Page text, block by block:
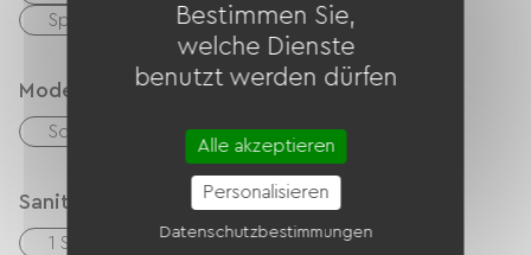
Spülmaschine
Congélateur
Modes de paiement
Schecks Bargeld
Sanitäranlagen
1 Salle d'eau (douche)
Bestimmen Sie,
welche Dienste
benutzt werden dürfen
Alle akzeptieren
Personalisieren
Datenschutzbestimmungen